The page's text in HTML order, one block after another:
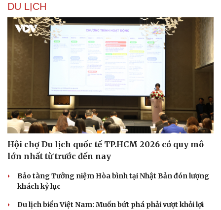
DU LỊCH
Hội chợ Du lịch quốc tế TP.HCM 2026 có quy mô
lớn nhất từ trước đến nay
Bảo tàng Tưởng niệm Hòa bình tại Nhật Bản đón lượng
khách kỷ lục
Du lịch biển Việt Nam: Muốn bứt phá phải vượt khỏi lợi